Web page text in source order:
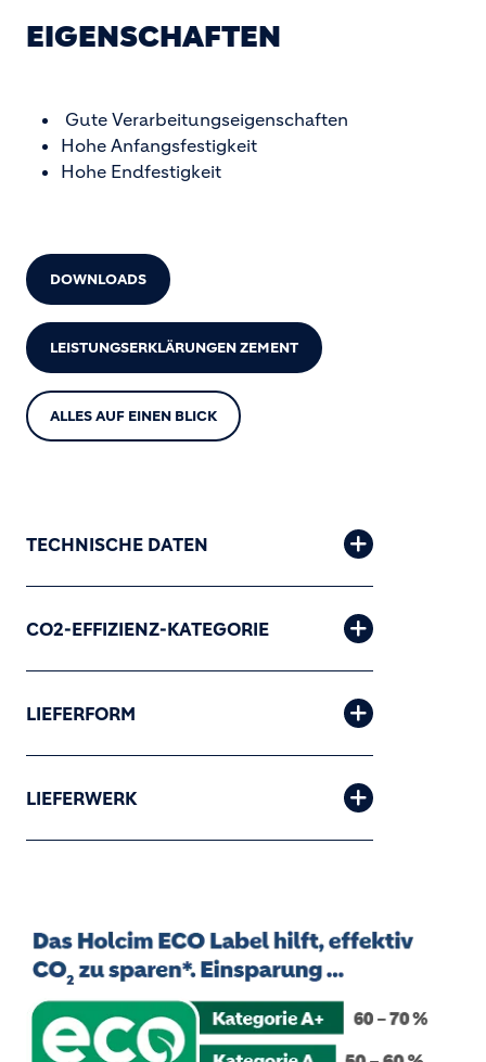
EIGENSCHAFTEN
Gute Verarbeitungseigenschaften
Hohe Anfangsfestigkeit
Hohe Endfestigkeit
DOWNLOADS
LEISTUNGSERKLÄRUNGEN ZEMENT
ALLES AUF EINEN BLICK
TECHNISCHE DATEN
CO2-EFFIZIENZ-KATEGORIE
LIEFERFORM
LIEFERWERK